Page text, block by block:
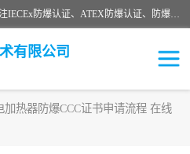
深圳中诺检测技术有限公司是一家专注IECEx防爆认证、ATEX防爆认证、防爆电气检测、防爆合格证、煤安认证等代理机构，可为客户提供从防爆设计、认证、现场检查、工程施工改造、培训等一站式服务。
有限公司
加热器防爆CCC证书申请流程 在线